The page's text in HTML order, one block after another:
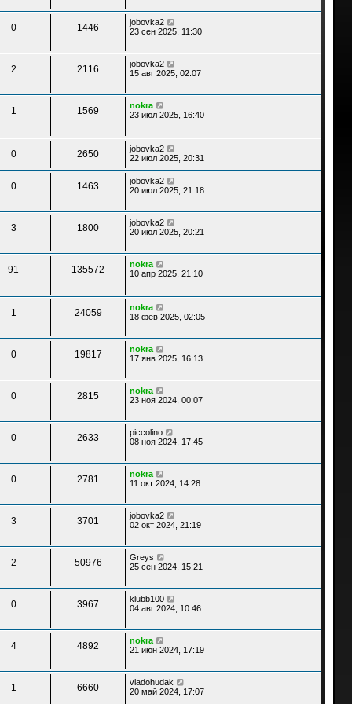
0 1446
jobovka2
23 сен 2025, 11:30
2 2116
jobovka2
15 авг 2025, 02:07
1 1569
nokra
23 июл 2025, 16:40
0 2650
jobovka2
22 июл 2025, 20:31
0 1463
jobovka2
20 июл 2025, 21:18
3 1800
jobovka2
20 июл 2025, 20:21
91 135572
nokra
10 апр 2025, 21:10
1 24059
nokra
18 фев 2025, 02:05
0 19817
nokra
17 янв 2025, 16:13
0 2815
nokra
23 ноя 2024, 00:07
0 2633
piccolino
08 ноя 2024, 17:45
0 2781
nokra
11 окт 2024, 14:28
3 3701
jobovka2
02 окт 2024, 21:19
2 50976
Greys
25 сен 2024, 15:21
0 3967
klubb100
04 авг 2024, 10:46
4 4892
nokra
21 июн 2024, 17:19
1 6660
vladohudak
20 май 2024, 17:07